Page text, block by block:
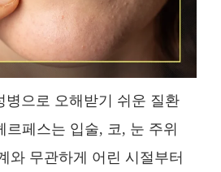
병으로 오해받기 쉬운 질환
르페스는 입술, 코, 눈 주위
와 무관하게 어린 시절부터